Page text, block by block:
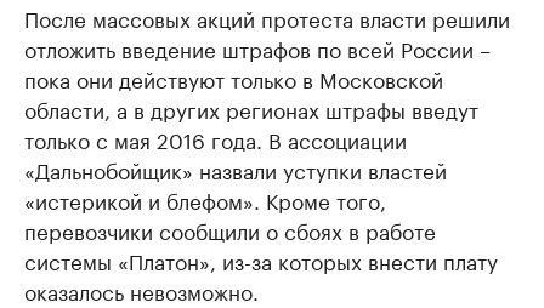
После массовых акций протеста власти решили
отложить введение штрафов по всей России –
пока они действуют только в Московской
области, а в других регионах штрафы введут
только с мая 2016 года. В ассоциации
«Дальнобойщик» назвали уступки властей
«истерикой и блефом». Кроме того,
перевозчики сообщили о сбоях в работе
системы «Платон», из-за которых внести плату
оказалось невозможно.